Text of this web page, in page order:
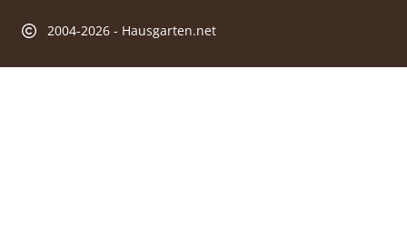
2004-2026 - Hausgarten.net